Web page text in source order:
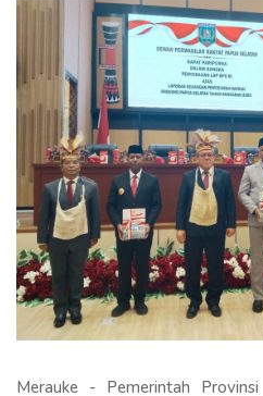
Merauke - Pemerintah